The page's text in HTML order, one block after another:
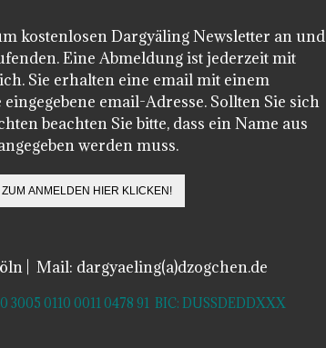
kostenlosen Dargyäling Newsletter an und
Eine Abmeldung ist jederzeit mit
Sie erhalten eine email mit einem
email-Adresse. Sollten Sie sich
beachten Sie bitte, dass ein Name aus
werden muss.
| Mail: dargyaeling(a)dzogchen.de
3005 0110 0011 0478 91 BIC: DUSSDEDDXXX